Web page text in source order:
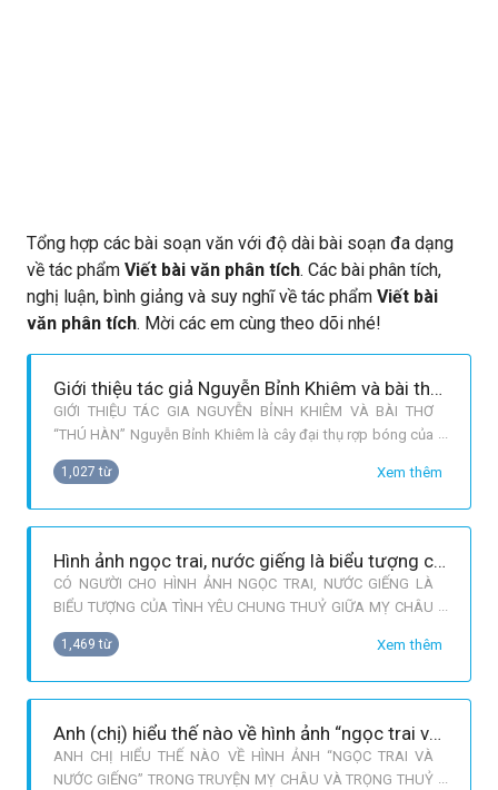
Tổng hợp các bài soạn văn với độ dài bài soạn đa dạng
về tác phẩm Viết bài văn phân tích. Các bài phân tích,
nghị luận, bình giảng và suy nghĩ về tác phẩm Viết bài
văn phân tích. Mời các em cùng theo dõi nhé!
Giới thiệu tác giả Nguyễn Bỉnh Khiêm và bài thơ “Thú hàn”
GIỚI THIỆU TÁC GIA NGUYỄN BỈNH KHIÊM VÀ BÀI THƠ
“THÚ HÀN” Nguyễn Bỉnh Khiêm là cây đại thụ rợp bóng của
văn học Việt Nam thế kỉ XVI, sinh năm 1491, mất năm 1585,
ông sông gần trọn thế kỉ XVI. Nguyễn Bỉnh Khiêm tên huý là
Văn Đạt, tên tự là Hành Phủ, người làng Trung Am, huyện
Vĩnh Lại, tỉnh Hải Dươn
Xem thêm
1,027 từ
Hình ảnh ngọc trai, nước giếng là biểu tượng của tình yêu chung thuỷ hay sự hoá giải một nỗi oan tình
CÓ NGƯỜI CHO HÌNH ẢNH NGỌC TRAI, NƯỚC GIẾNG LÀ
BIỂU TƯỢNG CỦA TÌNH YÊU CHUNG THUỶ GIỮA MỴ CHÂU
VÀ TRỌNG THUỶ, NGƯỜI KHÁC LẠI CHO ĐÓ LÀ SỰ HOÁ
GIẢI MỘT NỖI OAN TÌNH Đọc An Dương Vương và Mỵ Châu,
Trọng Thuỷ, không ai có thể quên được hình ảnh đẹp đẽ,
một kết thúc bi kịch nhưng hoàn mĩ cho câu chuyện
Xem thêm
1,469 từ
Anh (chị) hiểu thế nào về hình ảnh “ngọc trai và nước giếng” trong truyện Mỵ Châu và Trọng Thuỷ
ANH CHỊ HIỂU THẾ NÀO VỀ HÌNH ẢNH “NGỌC TRAI VÀ
NƯỚC GIẾNG” TRONG TRUYỆN MỴ CHÂU VÀ TRỌNG THUỶ